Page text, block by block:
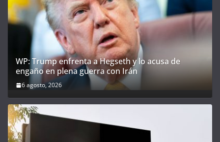
WP: Trump enfrenta a Hegseth y lo acusa de
engaño en plena guerra con Irán
6 agosto, 2026